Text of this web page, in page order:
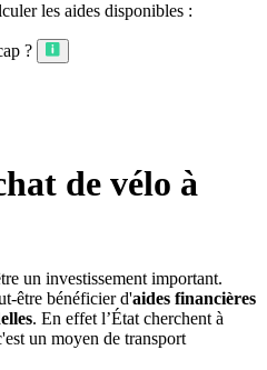
les aides disponibles :
?
de vélo à
un investissement important.
être bénéficier d'aides financières
. En effet l’État cherchent à
un moyen de transport